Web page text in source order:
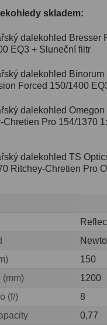
skladem:
dalekohled Bresser
EQ3 + Sluneční filtr
dalekohled Binorum
Forced 150/1400
dalekohled Omegon
Chretien Pro 154/1370
dalekohled TS
Ritchey-Chretien Pro
150
(mm)
1200
(f/)
8
0,77